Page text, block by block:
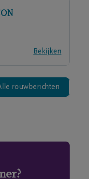
Bekijken
rouwberichten